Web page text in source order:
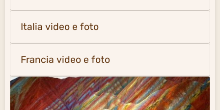
Italia video e foto
Francia video e foto